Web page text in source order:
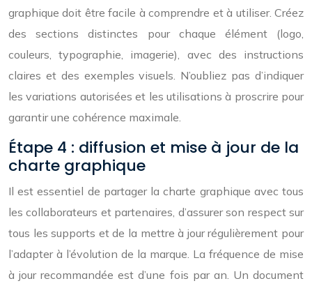
graphique doit être facile à comprendre et à utiliser. Créez
des sections distinctes pour chaque élément (logo,
couleurs, typographie, imagerie), avec des instructions
claires et des exemples visuels. N’oubliez pas d’indiquer
les variations autorisées et les utilisations à proscrire pour
garantir une cohérence maximale.
Étape 4 : diffusion et mise à jour de la
charte graphique
Il est essentiel de partager la charte graphique avec tous
les collaborateurs et partenaires, d’assurer son respect sur
tous les supports et de la mettre à jour régulièrement pour
l’adapter à l’évolution de la marque. La fréquence de mise
à jour recommandée est d’une fois par an. Un document